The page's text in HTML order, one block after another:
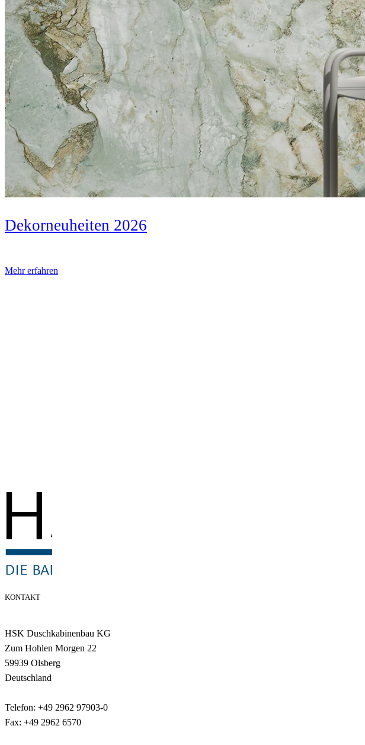
Dekorneuheiten 2026
Mehr erfahren
KONTAKT
HSK Duschkabinenbau KG
Zum Hohlen Morgen 22
59939 Olsberg
Deutschland
Telefon: +49 2962 97903-0
Fax: +49 2962 6570